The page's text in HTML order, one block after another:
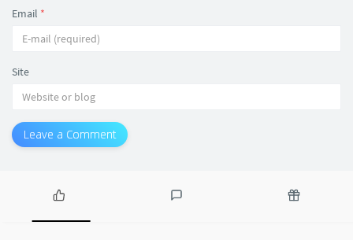
Email *
Site
Leave a Comment
P